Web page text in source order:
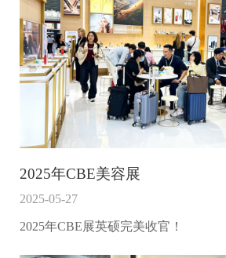
2025年CBE美容展
2025-05-27
2025年CBE展英硕完美收官！